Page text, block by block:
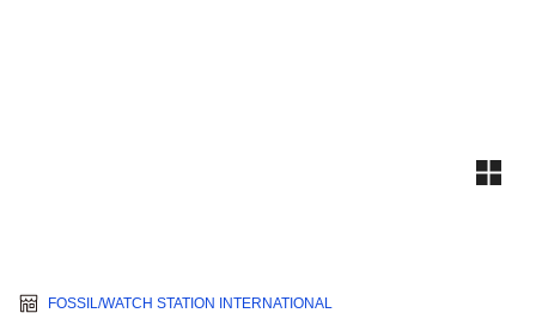
FOSSIL/WATCH STATION INTERNATIONAL